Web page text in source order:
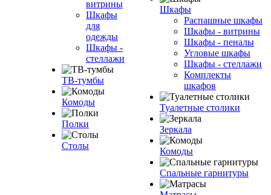
витрины
Шкафы
для
одежды
Шкафы -
стеллажи
ТВ-тумбы
Комоды
Полки
Столы
Шкафы
Распашные шкафы
Шкафы - витрины
Шкафы - пеналы
Угловые шкафы
Шкафы - стеллажи
Комплекты
шкафов
Туалетные столики
Зеркала
Комоды
Спальные гарнитуры